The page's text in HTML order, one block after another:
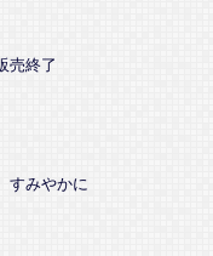
売終了
すみやかに